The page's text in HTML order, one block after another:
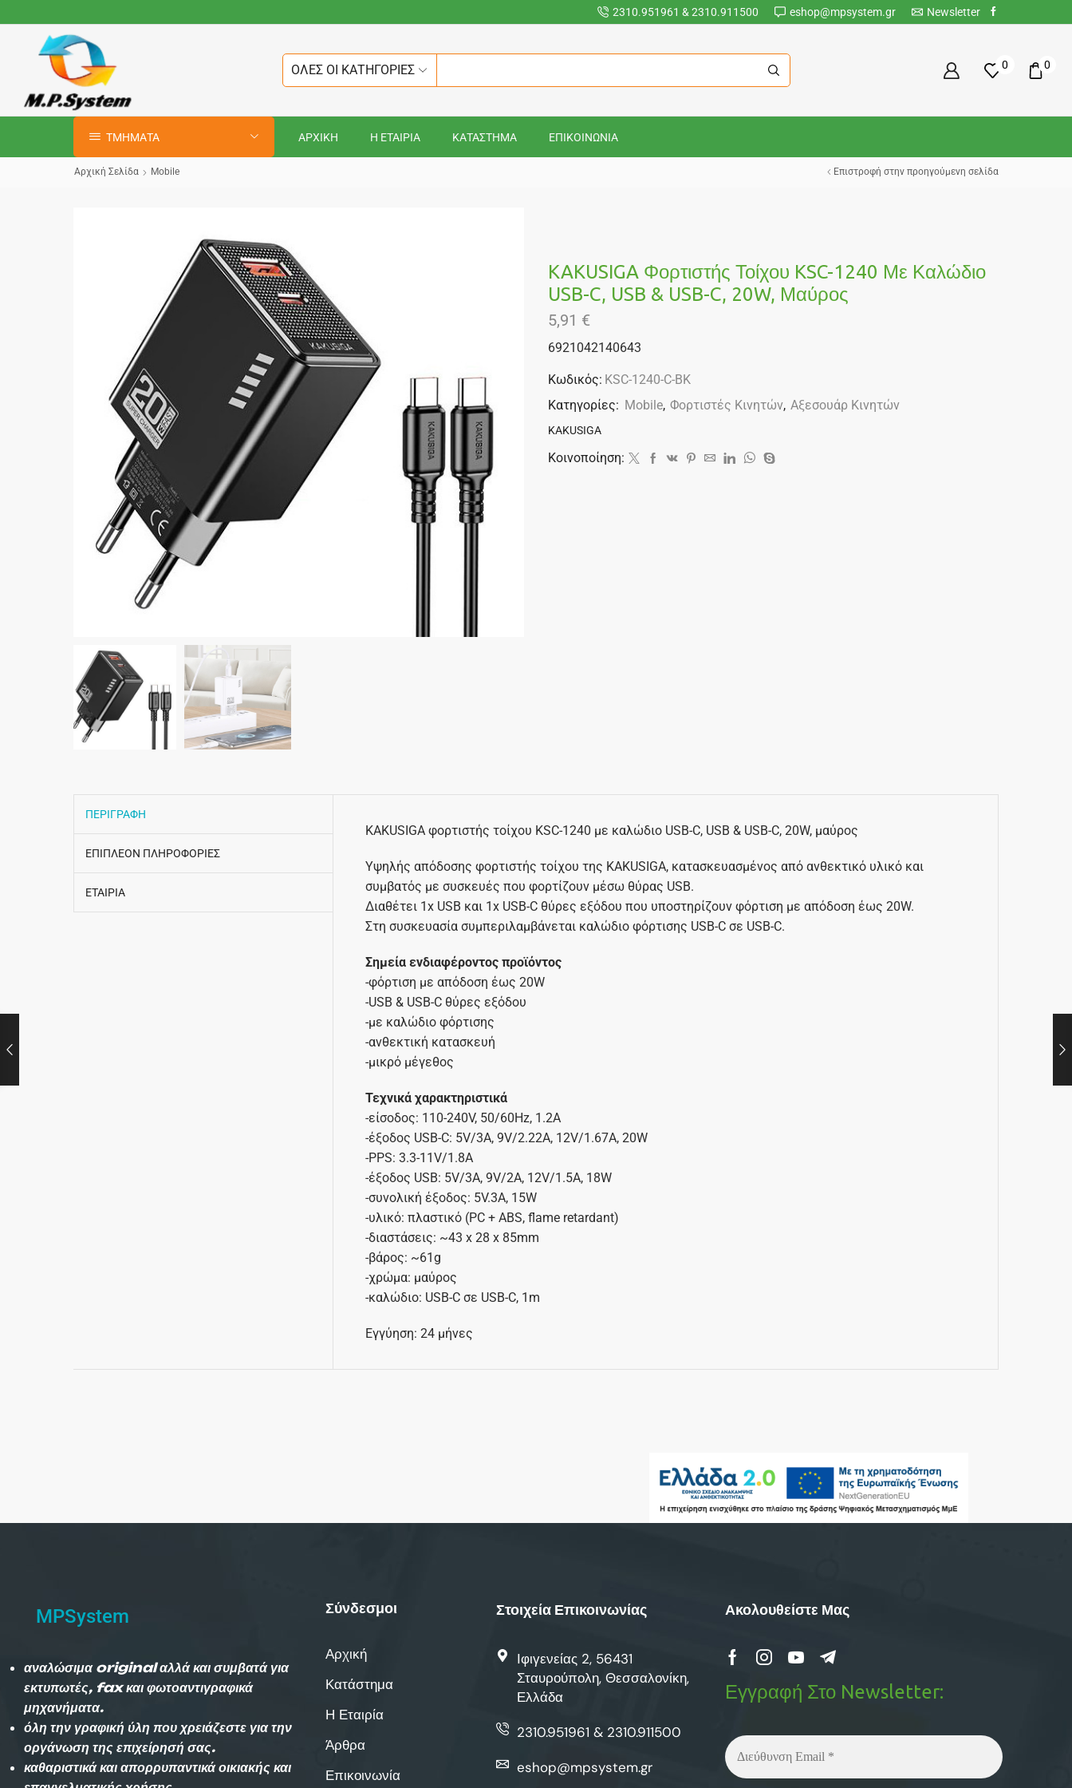
2310.951961 & 2310.911500 eshop@mpsystem.gr Newsletter
ΟΛΕΣ ΟΙ ΚΑΤΗΓΟΡΙΕΣ 0 0
ΤΜΗΜΑΤΑ ΑΡΧΙΚΗ Η ΕΤΑΙΡΙΑ ΚΑΤΑΣΤΗΜΑ ΕΠΙΚΟΙΝΩΝΙΑ
Αρχική Σελίδα Mobile Επιστροφή στην προηγούμενη σελίδα
KAKUSIGA Φορτιστής Τοίχου KSC-1240 Με Καλώδιο
USB-C, USB & USB-C, 20W, Μαύρος
5,91 €
6921042140643
Κωδικός: KSC-1240-C-BK
Κατηγορίες: Mobile, Φορτιστές Κινητών, Αξεσουάρ Κινητών
KAKUSIGA
Κοινοποίηση:
ΠΕΡΙΓΡΑΦΗ
ΕΠΙΠΛΕΟΝ ΠΛΗΡΟΦΟΡΙΕΣ
ΕΤΑΙΡΙΑ
KAKUSIGA φορτιστής τοίχου KSC-1240 με καλώδιο USB-C, USB & USB-C, 20W, μαύρος
Υψηλής απόδοσης φορτιστής τοίχου της KAKUSIGA, κατασκευασμένος από ανθεκτικό υλικό και
συμβατός με συσκευές που φορτίζουν μέσω θύρας USB.
Διαθέτει 1x USB και 1x USB-C θύρες εξόδου που υποστηρίζουν φόρτιση με απόδοση έως 20W.
Στη συσκευασία συμπεριλαμβάνεται καλώδιο φόρτισης USB-C σε USB-C.
Σημεία ενδιαφέροντος προϊόντος
-φόρτιση με απόδοση έως 20W
-USB & USB-C θύρες εξόδου
-με καλώδιο φόρτισης
-ανθεκτική κατασκευή
-μικρό μέγεθος
Τεχνικά χαρακτηριστικά
-είσοδος: 110-240V, 50/60Hz, 1.2A
-έξοδος USB-C: 5V/3A, 9V/2.22A, 12V/1.67A, 20W
-PPS: 3.3-11V/1.8A
-έξοδος USB: 5V/3A, 9V/2A, 12V/1.5A, 18W
-συνολική έξοδος: 5V.3A, 15W
-υλικό: πλαστικό (PC + ABS, flame retardant)
-διαστάσεις: ~43 x 28 x 85mm
-βάρος: ~61g
-χρώμα: μαύρος
-καλώδιο: USB-C σε USB-C, 1m
Εγγύηση: 24 μήνες
MPSystem
αναλώσιμα original αλλά και συμβατά για
εκτυπωτές, fax και φωτοαντιγραφικά
μηχανήματα.
όλη την γραφική ύλη που χρειάζεστε για την
οργάνωση της επιχείρησή σας.
καθαριστικά και απορρυπαντικά οικιακής και
Σύνδεσμοι
Αρχική
Κατάστημα
Η Εταιρία
Άρθρα
Επικοινωνία
Στοιχεία Επικοινωνίας
Ιφιγενείας 2, 56431
Σταυρούπολη, Θεσσαλονίκη,
Ελλάδα
2310.951961 & 2310.911500
eshop@mpsystem.gr
Ακολουθείστε Μας
Εγγραφή Στο Newsletter: